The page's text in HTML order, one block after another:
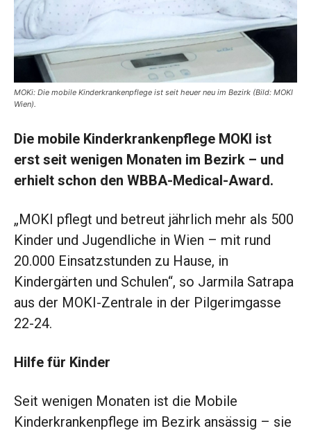
MOKi: Die mobile Kinderkrankenpflege ist seit heuer neu im Bezirk (Bild: MOKI
Wien).
Die mobile Kinderkrankenpflege MOKI ist
erst seit wenigen Monaten im Bezirk – und
erhielt schon den WBBA-Medical-Award.
„MOKI pflegt und betreut jährlich mehr als 500
Kinder und Jugendliche in Wien – mit rund
20.000 Einsatzstunden zu Hause, in
Kindergärten und Schulen“, so Jarmila Satrapa
aus der MOKI-Zentrale in der Pilgerimgasse
22-24.
Hilfe für Kinder
Seit wenigen Monaten ist die Mobile
Kinderkrankenpflege im Bezirk ansässig – sie